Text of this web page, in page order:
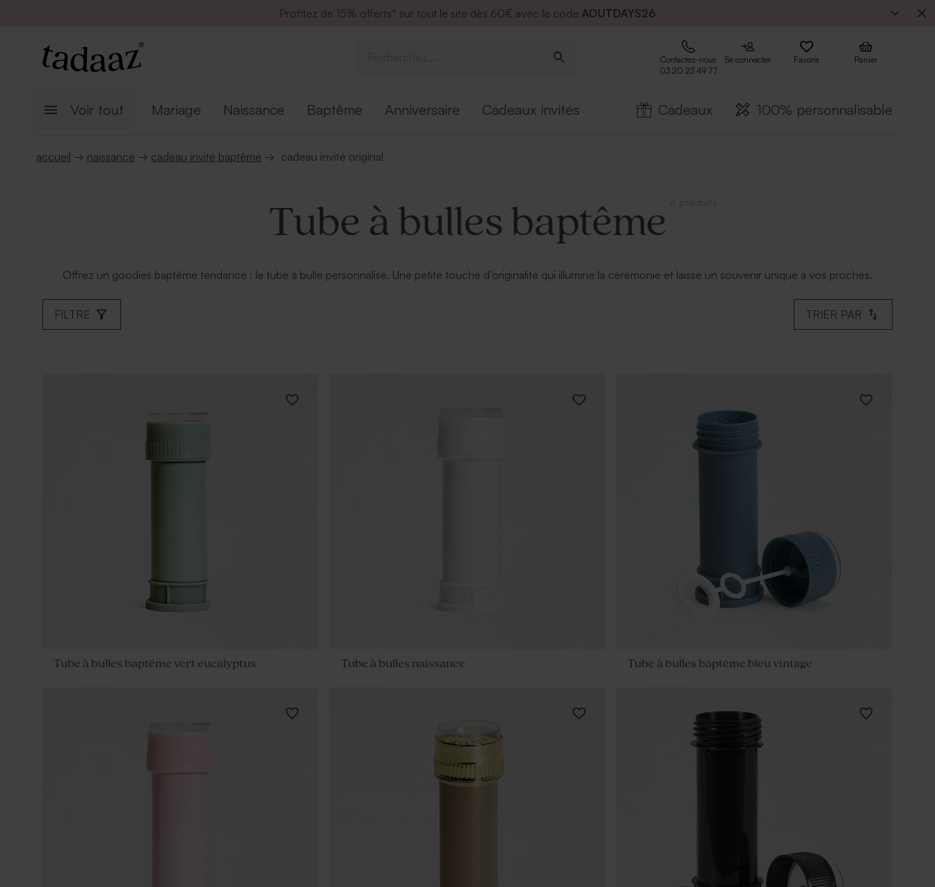
Profitez de 15% offerts* sur tout le site dès 60€ avec le code AOUTDAYS26
Contactez-nous
03 20 23 49 77
Se connecter Favoris Panier
Voir tout Mariage Naissance Baptême Anniversaire Cadeaux invités Cadeaux 100% personnalisable
accueil → naissance → cadeau invité baptême → cadeau invité original
Tube à bulles baptême
Offrez un goodies baptême tendance : le tube à bulle personnalisé. Une petite touche d’originalité qui illumine la cérémonie et laisse un souvenir unique à vos proches.
FILTRE TRIER PAR
Tube à bulles baptême vert eucalyptus Tube à bulles naissance Tube à bulles baptême bleu vintage